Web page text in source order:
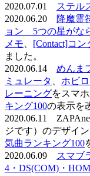
2020.07.01
ステル
2020.06.20
降魔霊
ョン 5つの星がな
メモ
[Contact]コ
ました。
2020.06.14 めんま
ミュレータ
ホビ
レーニングをスマ
キング100の表示を
2020.06.11
ジです）のデザイ
気曲ランキング100
2020.06.09
スマブ
4・DS(COM)・